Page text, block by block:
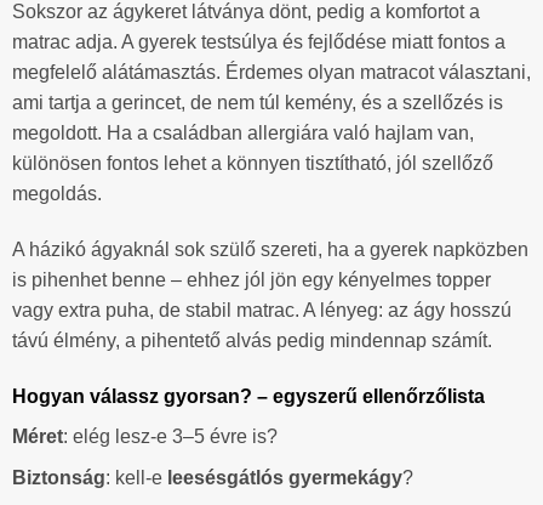
Sokszor az ágykeret látványa dönt, pedig a komfortot a
matrac adja. A gyerek testsúlya és fejlődése miatt fontos a
megfelelő alátámasztás. Érdemes olyan matracot választani,
ami tartja a gerincet, de nem túl kemény, és a szellőzés is
megoldott. Ha a családban allergiára való hajlam van,
különösen fontos lehet a könnyen tisztítható, jól szellőző
megoldás.
A házikó ágyaknál sok szülő szereti, ha a gyerek napközben
is pihenhet benne – ehhez jól jön egy kényelmes topper
vagy extra puha, de stabil matrac. A lényeg: az ágy hosszú
távú élmény, a pihentető alvás pedig mindennap számít.
Hogyan válassz gyorsan? – egyszerű ellenőrzőlista
Méret: elég lesz-e 3–5 évre is?
Biztonság: kell-e leesésgátlós gyermekágy?